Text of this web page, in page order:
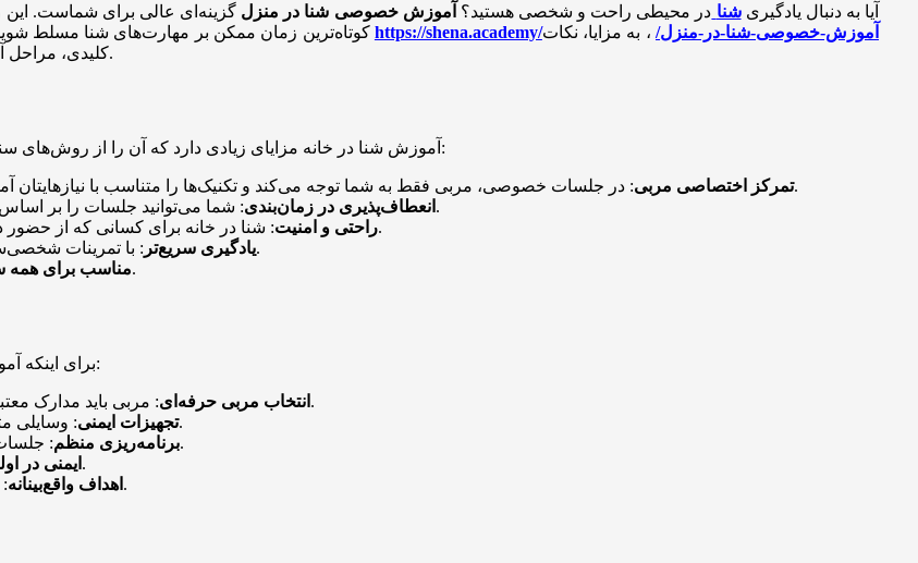
آیا به دنبال یادگیریشنا در محیطی راحت و شخصی هستید؟ آموزش خصوصی شنا در منزل گزینه‌ای عالی برای شماست.
کوتاه‌ترین زمان ممکن بر مهارت‌های شنا مسلط شوید. در این مقاله ضمن معرفی کلاس آموزش خصوص شنا در منزل آکامی شنا
https://shena.academy/آموزش-خصوصی-شنا-در-منزل/، به مزایا، نکات
کلیدی، مراحل آموزش و نکات ایمنی این روش می‌پردازیم تا با دیدی باز این مسیر را آغاز کنید.
آموزش شنا در خانه مزایای زیادی دارد که آن را از روش‌های سنتی متمایز می‌کند. در ادامه به مهم‌ترین دلایل انتخاب این روش اشاره می‌کنیم:
تمرکز اختصاصی مربی: در جلسات خصوصی، مربی فقط به شما توجه می‌کند و تکنیک‌ها را متناسب با نیازهایتان آموزش می‌دهد. این تمرکز باعث می‌شود اشکالات سریع‌تر برطرف شوند.
انعطاف‌پذیری در زمان‌بندی : شما می‌توانید جلسات را بر اساس برنامه خود تنظیم کنید و نیازی به هماهنگی با استخرهای عمومی ندارید.
راحتی و امنیت: شنا در خانه برای کسانی که از حضور در جمع معذب هستند یا ترس از آب دارند، آرامش بیشتری به همراه دارد.
یادگیری سریع‌تر: با تمرینات شخصی‌سازی‌شده، پیشرفت شما نسبت به کلاس‌های گروهی سریع‌تر خواهد بود.
مناسب برای همه: از کودکان تا بزرگسالان، همه می‌توانند از این روش بهره‌مند شوند.
برای اینکه آموزش خصوصی شنا در منزل نتیجه مطلوب داشته باشد، به این نکات توجه کنید:
انتخاب مربی حرفه‌ای : مربی باید مدارک معتبر و تجربه کافی داشته باشد. مهارت ارتباطی و صبوری او نیز مهم است.
تجهیزات ایمنی: وسایلی مثل حلقه نجات، تخته شنا و عینک شنا را تهیه کنید تا یادگیری ایمن‌تر باشد.
برنامه‌ریزی منظم: جلسات پیوسته و مداوم، کلید موفقیت هستند. تمرینات نامنظم نتیجه نمی‌دهند.
ایمنی در : حضور ناظر و رعایت اصول ایمنی در استخر خانگی ضروری است.
اهداف واقع‌بینانه : با توجه به سطح توانایی خود، اهدافی مشخص و قابل‌دستیابی تعیین کنید.